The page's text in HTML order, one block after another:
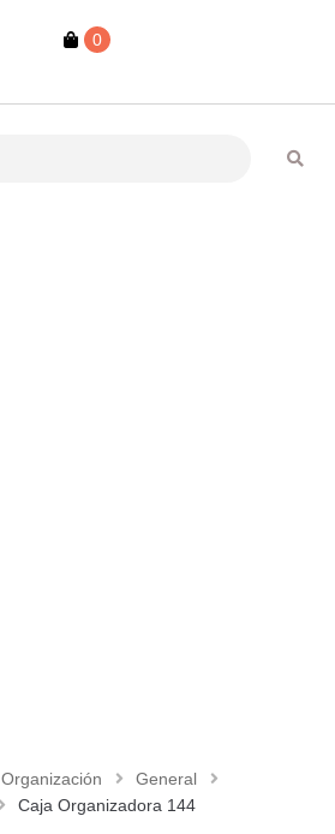
0
Organización
General
Caja Organizadora 144